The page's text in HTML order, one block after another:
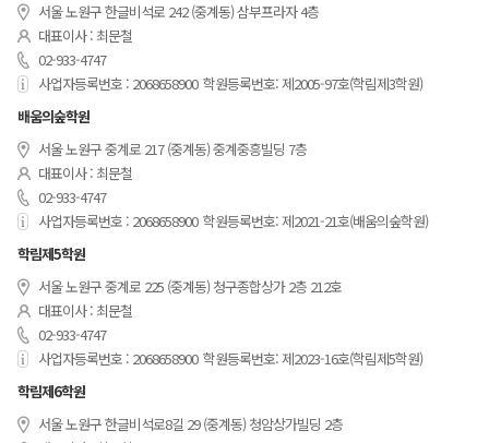
서울 노원구 한글비석로 242 (중계동) 삼부프라자 4층
대표이사 : 최문철
02-933-4747
사업자등록번호 : 2068658900 학원등록번호: 제2005-97호(학림제3학원)
배움의숲학원
서울 노원구 중계로 217 (중계동) 중계중흥빌딩 7층
대표이사 : 최문철
02-933-4747
사업자등록번호 : 2068658900 학원등록번호: 제2021-21호(배움의숲학원)
학림제5학원
서울 노원구 중계로 225 (중계동) 청구종합상가 2층 212호
대표이사 : 최문철
02-933-4747
사업자등록번호 : 2068658900 학원등록번호: 제2023-16호(학림제5학원)
학림제6학원
서울 노원구 한글비석로8길 29 (중계동) 청암상가빌딩 2층